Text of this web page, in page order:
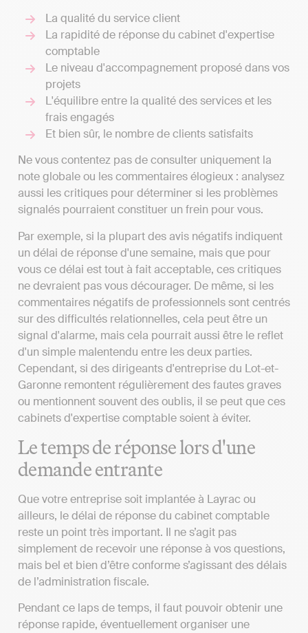
La qualité du service client
La rapidité de réponse du cabinet d'expertise
comptable
Le niveau d'accompagnement proposé dans vos
projets
L'équilibre entre la qualité des services et les
frais engagés
Et bien sûr, le nombre de clients satisfaits
Ne vous contentez pas de consulter uniquement la
note globale ou les commentaires élogieux : analysez
aussi les critiques pour déterminer si les problèmes
signalés pourraient constituer un frein pour vous.
Par exemple, si la plupart des avis négatifs indiquent
un délai de réponse d'une semaine, mais que pour
vous ce délai est tout à fait acceptable, ces critiques
ne devraient pas vous décourager. De même, si les
commentaires négatifs de professionnels sont centrés
sur des difficultés relationnelles, cela peut être un
signal d'alarme, mais cela pourrait aussi être le reflet
d'un simple malentendu entre les deux parties.
Cependant, si des dirigeants d'entreprise du Lot-et-
Garonne remontent régulièrement des fautes graves
ou mentionnent souvent des oublis, il se peut que ces
cabinets d'expertise comptable soient à éviter.
Le temps de réponse lors d'une
demande entrante
Que votre entreprise soit implantée à Layrac ou
ailleurs, le délai de réponse du cabinet comptable
reste un point très important. Il ne s’agit pas
simplement de recevoir une réponse à vos questions,
mais bel et bien d’être conforme s’agissant des délais
de l’administration fiscale.
Pendant ce laps de temps, il faut pouvoir obtenir une
réponse rapide, éventuellement organiser une